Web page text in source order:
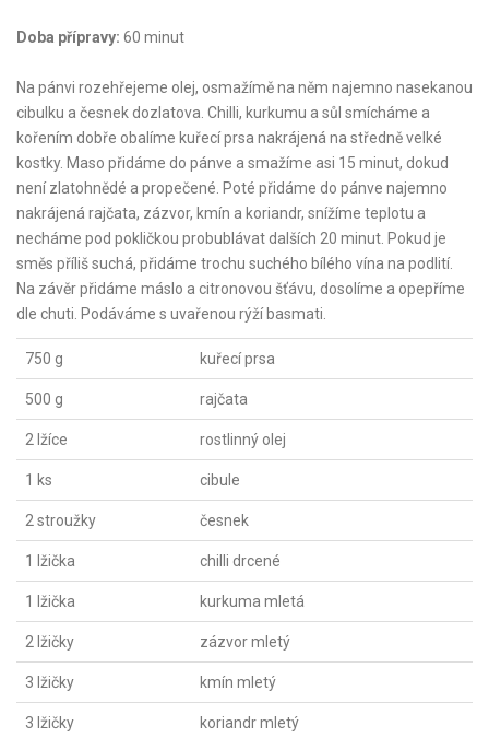
Doba přípravy: 60 minut
Na pánvi rozehřejeme olej, osmažímě na něm najemno nasekanou
cibulku a česnek dozlatova. Chilli, kurkumu a sůl smícháme a
kořením dobře obalíme kuřecí prsa nakrájená na středně velké
kostky. Maso přidáme do pánve a smažíme asi 15 minut, dokud
není zlatohnědé a propečené. Poté přidáme do pánve najemno
nakrájená rajčata, zázvor, kmín a koriandr, snížíme teplotu a
necháme pod pokličkou probublávat dalších 20 minut. Pokud je
směs příliš suchá, přidáme trochu suchého bílého vína na podlití.
Na závěr přidáme máslo a citronovou šťávu, dosolíme a opepříme
dle chuti. Podáváme s uvařenou rýží basmati.
750 g kuřecí prsa
500 g rajčata
2 lžíce rostlinný olej
1 ks cibule
2 stroužky česnek
1 lžička chilli drcené
1 lžička kurkuma mletá
2 lžičky zázvor mletý
3 lžičky kmín mletý
3 lžičky koriandr mletý